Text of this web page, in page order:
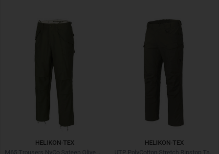
HELIKON-TEX
M65 Trousers NyCo Sateen Olive Green
HELIKON-TEX
UTP PolyCotton Stretch Ripstop Taiga Green